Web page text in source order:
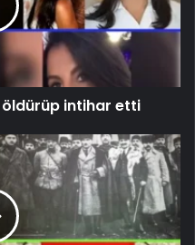
intihar etti